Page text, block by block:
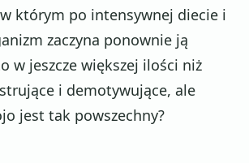
którym po intensywnej diecie i
zaczyna ponownie ją
w jeszcze większej ilości niż
i demotywujące, ale
jest tak powszechny?